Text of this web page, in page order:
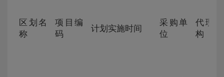
区划名
称
项目编
码
计划实施时间
采购单
位
代理机
构